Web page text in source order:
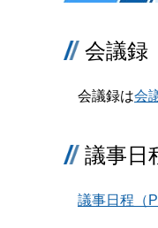
会議録
会議録は会
議事日
議事日程（